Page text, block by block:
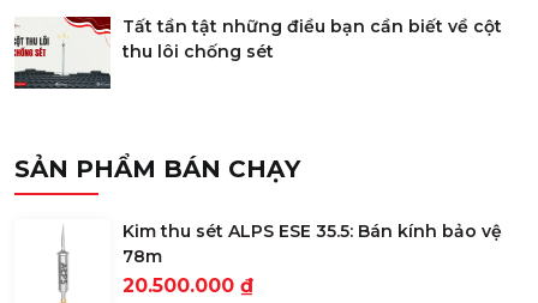
Tất tần tật những điều bạn cần biết về cột
thu lôi chống sét
SẢN PHẨM BÁN CHẠY
Kim thu sét ALPS ESE 35.5: Bán kính bảo vệ
78m
20.500.000 ₫